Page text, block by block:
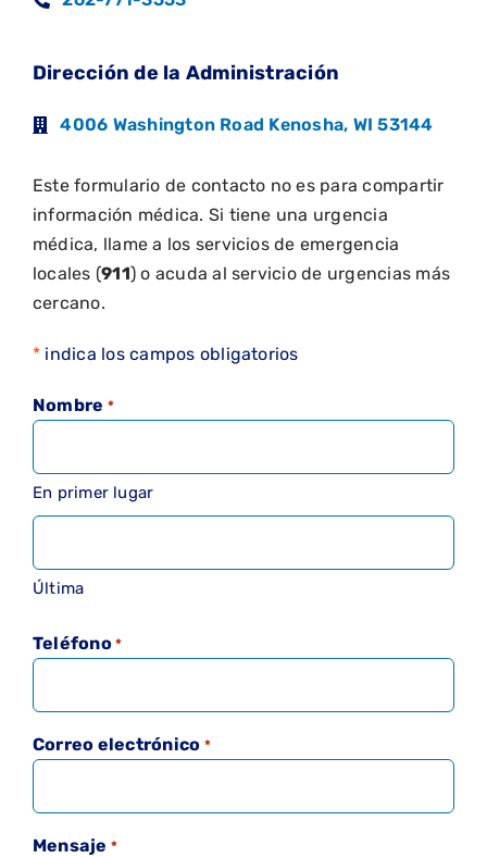
Dirección de la Administración
4006 Washington Road Kenosha, WI 53144
Este formulario de contacto no es para compartir
información médica. Si tiene una urgencia
médica, llame a los servicios de emergencia
locales (911) o acuda al servicio de urgencias más
cercano.
* indica los campos obligatorios
Nombre *
En primer lugar
Última
Teléfono *
Correo electrónico *
Mensaje *